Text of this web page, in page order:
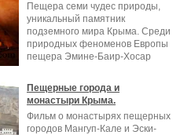
Пещера семи чудес природы,
уникальный памятник
подземного мира Крыма. Среди
природных феноменов Европы
пещера Эмине-Баир-Хосар
Пещерные города и
монастыри Крыма.
Фильм о монастырях пещерных
городов Мангуп-Кале и Эски-